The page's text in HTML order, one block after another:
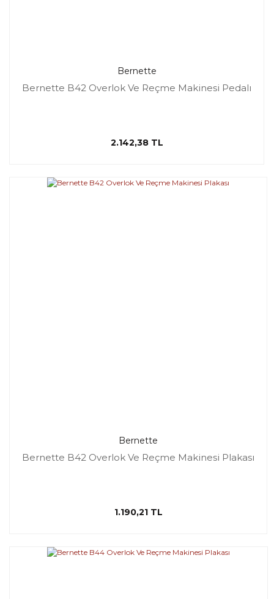
Bernette
Bernette B42 Overlok Ve Reçme Makinesi Pedalı
2.142,38 TL
Bernette
Bernette B42 Overlok Ve Reçme Makinesi Plakası
1.190,21 TL